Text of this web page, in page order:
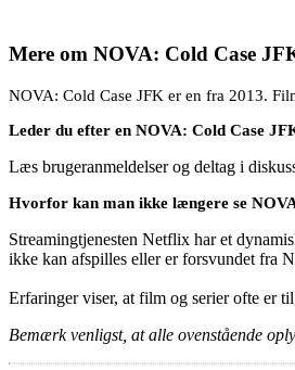
Mere om NOVA: Cold Case
NOVA: Cold Case JFK er en fra 2013.
Leder du efter en NOVA: Cold Case
Læs brugeranmeldelser og deltag i
Hvorfor kan man ikke længere se
Streamingtjenesten Netflix har et
ikke kan afspilles eller er forsvundet fra
Erfaringer viser, at film og serier ofte er
Bemærk venligst, at alle ovenstående